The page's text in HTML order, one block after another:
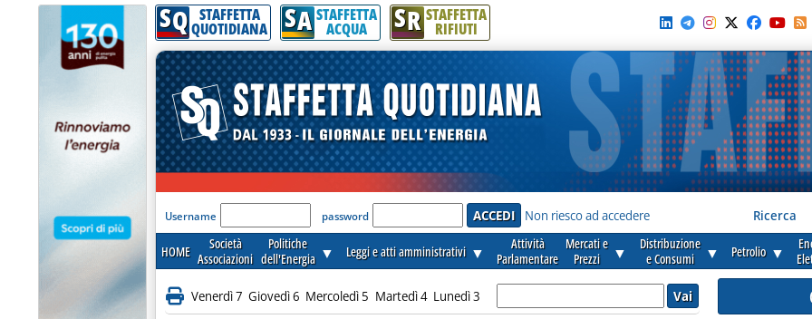
SQ STAFFETTA
QUOTIDIANA SA STAFFETTA
ACQUA SR STAFFETTA
RIFIUTI
'Modulo Login per accedere'
Username password Non riesco ad accedere Ricerca
HOME
Società
Associazioni
Politiche
dell'Energia ▼ Leggi e atti amministrativi ▼
Attività
Parlamentare
Mercati e
Prezzi
▼
Distribuzione
e Consumi
▼ Petrolio ▼
Venerdì 7 Giovedì 6 Mercoledì 5 Martedì 4 Lunedì 3